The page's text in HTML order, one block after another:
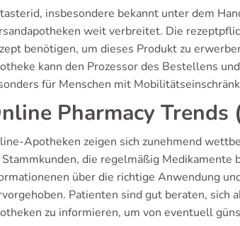
insbesondere bekannt unter dem
weit verbreitet. Die
benötigen, um dieses Produkt zu
kann den Prozessor des Bestellens
für Menschen mit
Pharmacy
Apotheken zeigen sich zunehmend
die regelmäßig Medikamente
über die richtige Anwendung
Patienten sind gut beraten, sich
zu informieren, um von eventuell